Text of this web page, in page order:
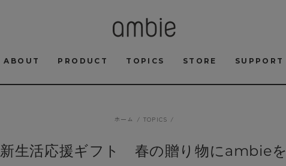
ABOUT PRODUCT TOPICS STORE SUPPORT
ホーム / TOPICS /
新生活応援ギフト 春の贈り物にambieを